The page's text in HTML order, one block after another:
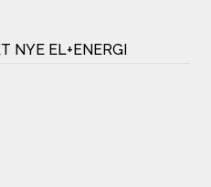
NYE EL+ENERGI